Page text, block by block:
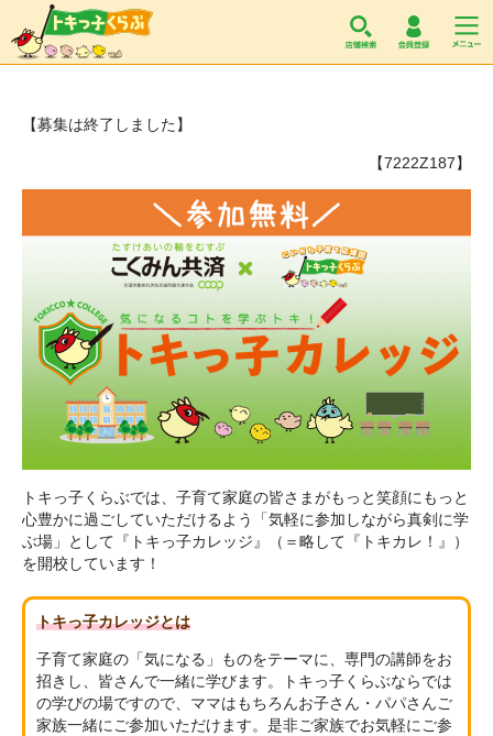
【募集は終了しました】
【7222Z187】
トキっ子くらぶでは、子育て家庭の皆さまがもっと笑顔にもっと
心豊かに過ごしていただけるよう「気軽に参加しながら真剣に学
ぶ場」として『トキっ子カレッジ』（＝略して『トキカレ！』）
を開校しています！
トキっ子カレッジとは
子育て家庭の「気になる」ものをテーマに、専門の講師をお
招きし、皆さんで一緒に学びます。トキっ子くらぶならでは
の学びの場ですので、ママはもちろんお子さん・パパさんご
家族一緒にご参加いただけます。是非ご家族でお気軽にご参